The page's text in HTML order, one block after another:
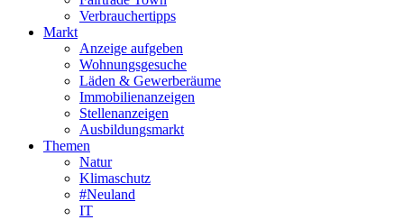
Verbrauchertipps
Markt
Anzeige aufgeben
Wohnungsgesuche
Läden & Gewerberäume
Immobilienanzeigen
Stellenanzeigen
Ausbildungsmarkt
Themen
Natur
Klimaschutz
#Neuland
IT